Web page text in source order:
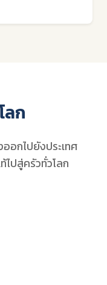
ลก
อกไปยังประเทศ
ปสู่ครัวทั่วโลก